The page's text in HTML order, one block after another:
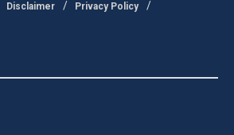
Disclaimer
Privacy Policy